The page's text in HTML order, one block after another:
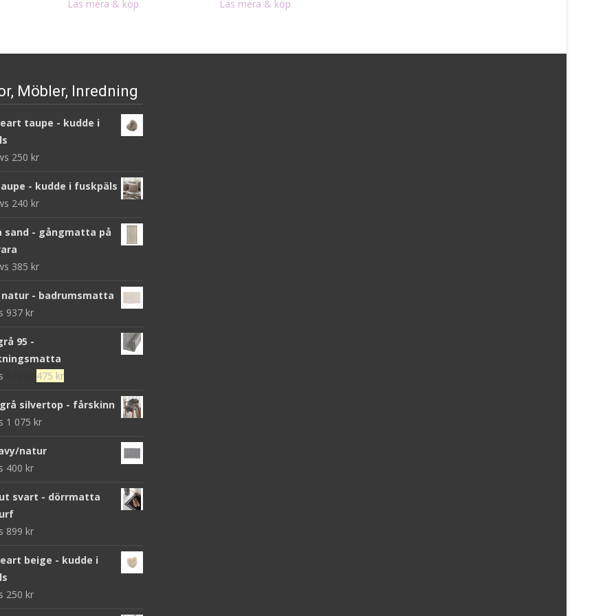
Läs mera & köp Läs mera & köp
Möbler, Inredning
taupe - kudde i
250 kr
- kudde i fuskpäls
240 kr
sand - gångmatta på
385 kr
- badrumsmatta
937 kr
95 -
Det
priset
var:
475 krDet
priset
silvertop - fårskinn
1 075 kr
natur
400 kr
svart - dörrmatta
899 kr
beige - kudde i
250 kr